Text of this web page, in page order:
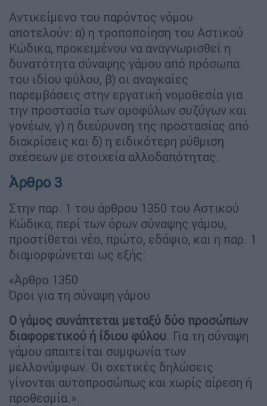
Αντικείμενο του παρόντος νόμου
αποτελούν: α) η τροποποίηση του Αστικού
Κώδικα, προκειμένου να αναγνωρισθεί η
δυνατότητα σύναψης γάμου από πρόσωπα
του ιδίου φύλου, β) οι αναγκαίες
παρεμβάσεις στην εργατική νομοθεσία για
την προστασία των ομοφύλων συζύγων και
γονέων, γ) η διεύρυνση της προστασίας από
διακρίσεις και δ) η ειδικότερη ρύθμιση
σχέσεων με στοιχεία αλλοδαπότητας.
Άρθρο 3
Στην παρ. 1 του άρθρου 1350 του Αστικού
Κώδικα, περί των όρων σύναψης γάμου,
προστίθεται νέο, πρώτο, εδάφιο, και η παρ. 1
διαμορφώνεται ως εξής:
«Άρθρο 1350
Όροι για τη σύναψη γάμου
Ο γάμος συνάπτεται μεταξύ δύο προσώπων
διαφορετικού ή ίδιου φύλου. Για τη σύναψη
γάμου απαιτείται συμφωνία των
μελλονύμφων. Οι σχετικές δηλώσεις
γίνονται αυτοπροσώπως και χωρίς αίρεση ή
προθεσμία.».